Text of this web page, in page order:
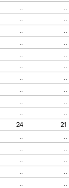
.. ..
.. ..
.. ..
.. ..
.. ..
.. ..
.. ..
.. ..
.. ..
.. ..
24 21
.. ..
.. ..
.. ..
.. ..
.. ..